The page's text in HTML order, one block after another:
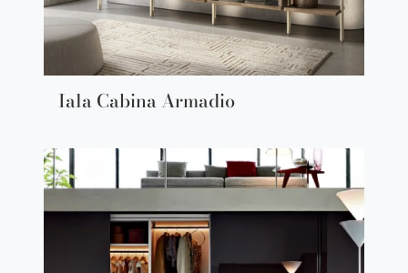
Iala Cabina Armadio